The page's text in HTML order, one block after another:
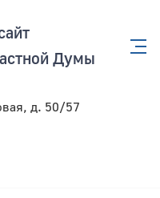
Думы
д. 50/57